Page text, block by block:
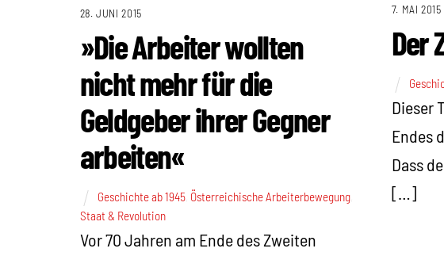
28. JUNI 2015
»Die Arbeiter wollten
nicht mehr für die
Geldgeber ihrer Gegner
arbeiten«
Geschichte ab 1945, Österreichische Arbeiterbewegung,
Staat & Revolution
Vor 70 Jahren am Ende des Zweiten
7. MAI 2015
Der
Dieser
Endes
Dass
[…]